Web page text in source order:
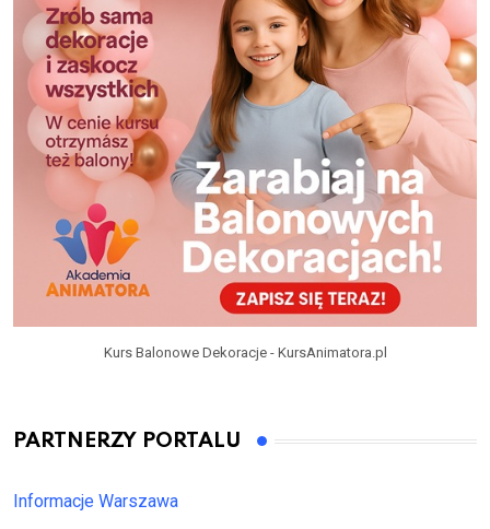
Kurs Balonowe Dekoracje - KursAnimatora.pl
PARTNERZY PORTALU
Informacje Warszawa